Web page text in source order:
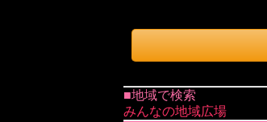
■地域で検索
みんなの地域広場